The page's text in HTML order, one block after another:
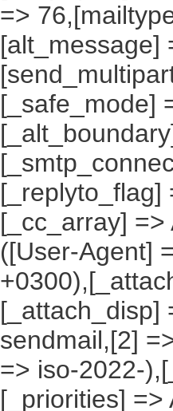
=>
[alt_message]
[_safe_mode]
[_replyto_flag]
[_cc_array]
([User-Agent]
[_attach_disp]
sendmail,[2]
=> iso-2022-
[_priorities]